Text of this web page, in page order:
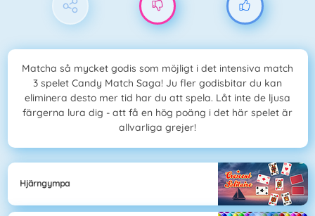
Matcha så mycket godis som möjligt i det intensiva match
3 spelet Candy Match Saga! Ju fler godisbitar du kan
eliminera desto mer tid har du att spela. Låt inte de ljusa
färgerna lura dig - att få en hög poäng i det här spelet är
allvarliga grejer!
Hjärngympa